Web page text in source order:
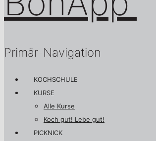
Primär-Navigation
KOCHSCHULE
KURSE
Alle Kurse
Koch gut! Lebe gut!
PICKNICK